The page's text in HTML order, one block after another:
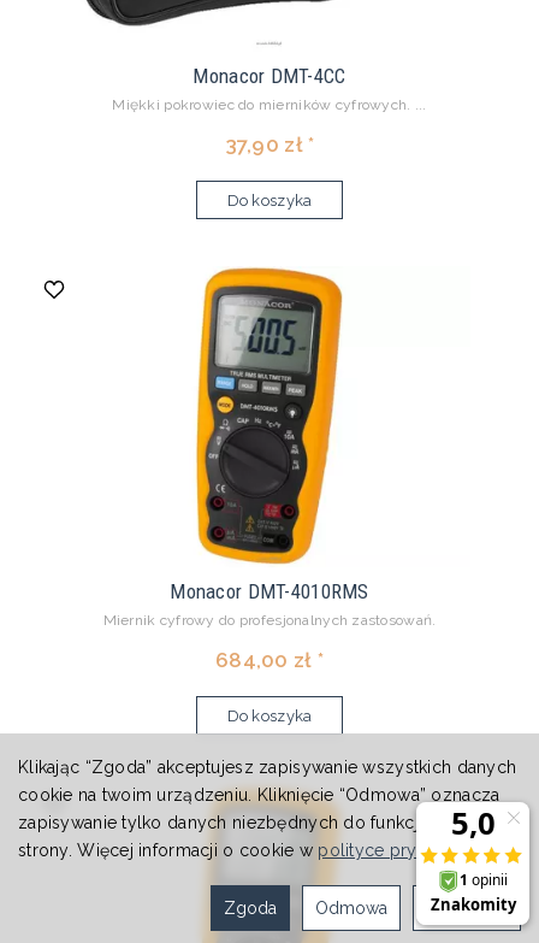
Monacor DMT-4CC
Miękki pokrowiec do mierników cyfrowych. ...
37,90 zł *
Do koszyka
Monacor DMT-4010RMS
Miernik cyfrowy do profesjonalnych zastosowań.
684,00 zł *
Do koszyka
Klikając “Zgoda” akceptujesz zapisywanie wszystkich danych
cookie na twoim urządzeniu. Kliknięcie “Odmowa” oznacza
zapisywanie tylko danych niezbędnych do funkcjonowania
strony. Więcej informacji o cookie w polityce prywatności.
Ustawienia
Odmowa
Zgoda